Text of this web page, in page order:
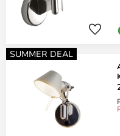
SUMMER DEAL